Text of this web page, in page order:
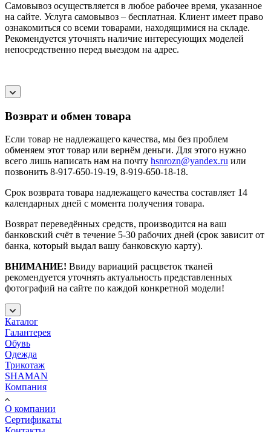
Самовывоз осуществляется в любое рабочее время, указанное
на сайте. Услуга самовывоз – бесплатная. Клиент имеет право
ознакомиться со всеми товарами, находящимися на складе.
Рекомендуется уточнять наличие интересующих моделей
непосредственно перед выездом на адрес.
Возврат и обмен товара
Если товар не надлежащего качества, мы без проблем
обменяем этот товар или вернём деньги. Для этого нужно
всего лишь написать нам на почту hsnrozn@yandex.ru или
позвонить 8-917-650-19-19, 8-919-650-18-18.
Срок возврата товара надлежащего качества составляет 14
календарных дней с момента получения товара.
Возврат переведённых средств, производится на ваш
банковский счёт в течение 5-30 рабочих дней (срок зависит от
банка, который выдал вашу банковскую карту).
ВНИМАНИЕ! Ввиду вариаций расцветок тканей
рекомендуется уточнять актуальность представленных
фотографий на сайте по каждой конкретной модели!
Каталог
Галантерея
Обувь
Одежда
Трикотаж
SHAMAN
Компания
О компании
Сертификаты